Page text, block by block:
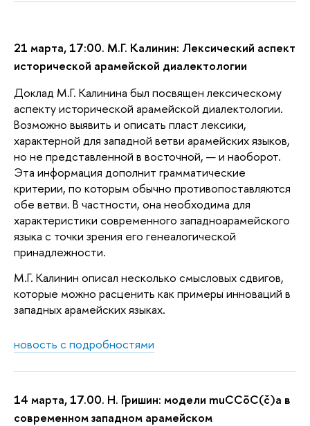
21 марта, 17:00. М.Г. Калинин: Лексический аспект
исторической арамейской диалектологии
Доклад М.Г. Калинина был посвящен лексическому
аспекту исторической арамейской диалектологии.
Возможно выявить и описать пласт лексики,
характерной для западной ветви арамейских языков,
но не представленной в восточной, — и наоборот.
Эта информация дополнит грамматические
критерии, по которым обычно противопоставляются
обе ветви. В частности, она необходима для
характеристики современного западноарамейского
языка с точки зрения его генеалогической
принадлежности.
М.Г. Калинин описал несколько смысловых сдвигов,
которые можно расценить как примеры инноваций в
западных арамейских языках.
новость с подробностями
14 марта, 17.00. Н. Гришин: модели muCCōC(č)a в
современном западном арамейском